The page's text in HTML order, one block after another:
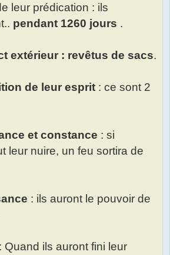
leur prédication : ils
pendant 1260 jours .
extérieur : revêtus de sacs.
de leur esprit : ce sont 2
et constance : si
leur nuire, un feu sortira de
: ils auront le pouvoir de
: Quand ils auront fini leur